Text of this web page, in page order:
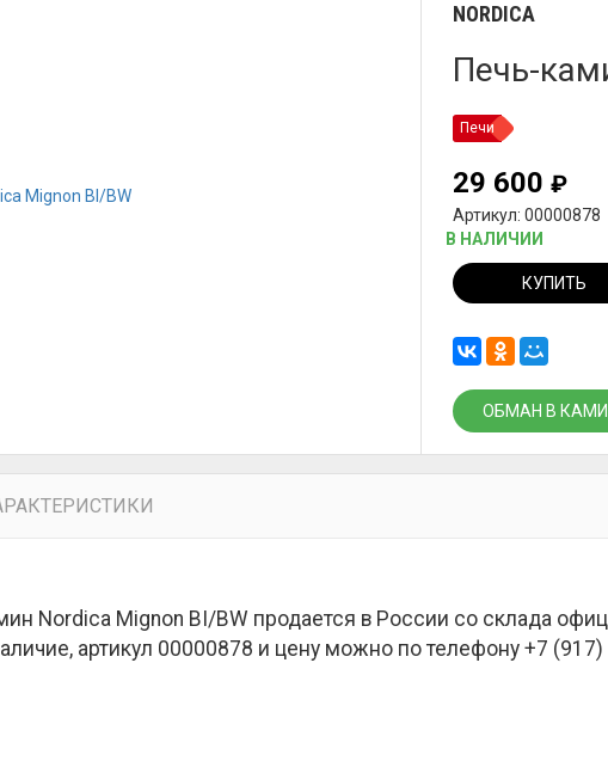
NORDICA
Печь-
Печи
29 600₽
Артикул: 00000878
В НАЛИЧИИ
КУПИТЬ
ОБМАН В
Nordica Mignon BI/BW продается в России со склада
артикул 00000878 и цену можно по телефону +7